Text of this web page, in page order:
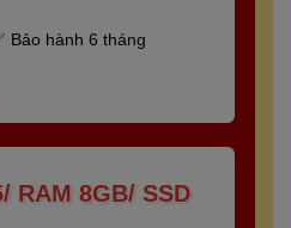
Bảo hành 6 tháng
RAM 8GB/ SSD